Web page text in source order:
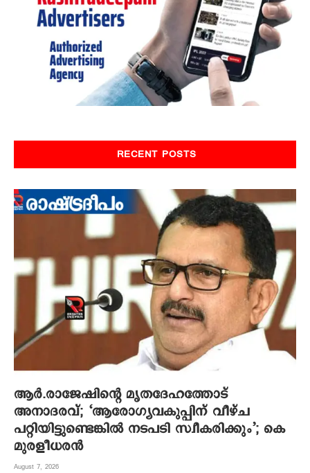
RECENT POSTS
ആര്‍.രാജേഷിന്റെ മൃതദേഹത്തോട്
അനാദരവ്; ‘ആരോഗ്യവകുപ്പിന് വീഴ്ച
പറ്റിയിട്ടുണ്ടെങ്കില്‍ നടപടി സ്വീകരിക്കും’; കെ
മുരളീധരന്‍
August 7, 2026